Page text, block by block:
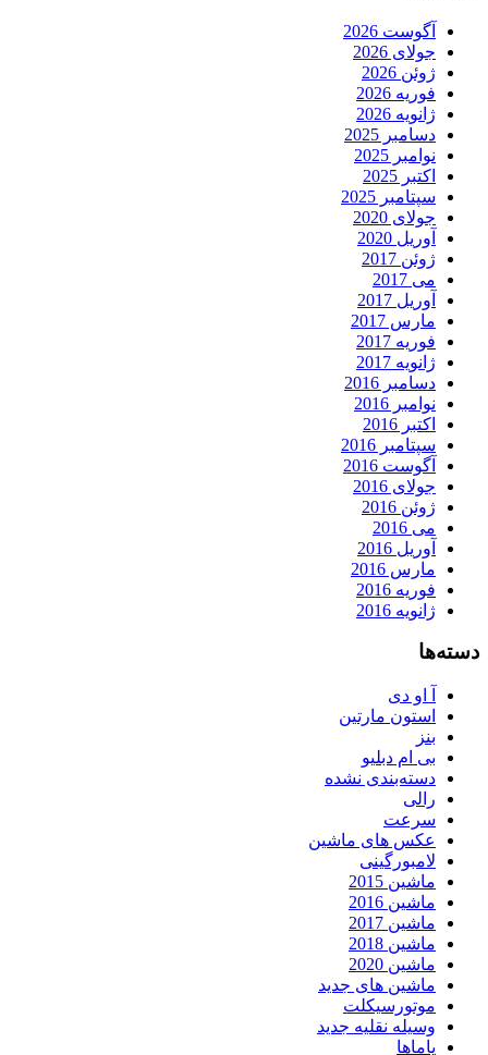
آگوست 2026
جولای 2026
ژوئن 2026
فوریه 2026
ژانویه 2026
دسامبر 2025
نوامبر 2025
اکتبر 2025
سپتامبر 2025
جولای 2020
آوریل 2020
ژوئن 2017
می 2017
آوریل 2017
مارس 2017
فوریه 2017
ژانویه 2017
دسامبر 2016
نوامبر 2016
اکتبر 2016
سپتامبر 2016
آگوست 2016
جولای 2016
ژوئن 2016
می 2016
آوریل 2016
مارس 2016
فوریه 2016
ژانویه 2016
دسته‌ها
آ او دی
استون مارتین
بنز
بی ام دبلیو
دسته‌بندی نشده
رالی
سرعت
عکس های ماشین
لامبورگینی
ماشین 2015
ماشین 2016
ماشین 2017
ماشین 2018
ماشین 2020
ماشین های جدید
موتورسیکلت
وسیله نقلیه جدید
یاماها